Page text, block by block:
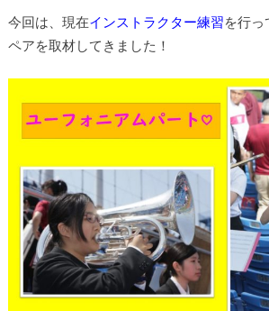
今回は、現在インストラクター練習を行
ペアを取材してきました！